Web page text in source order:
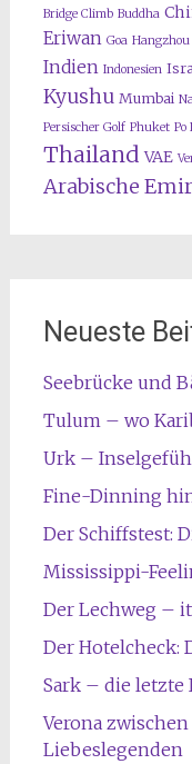
Bridge Climb Buddha
Eriwan Goa Hangzhou
Indien Indonesien
Kyushu Mumbai
Persischer Golf Phuket Po
Thailand VAE
Arabische
Neueste
Seebrücke und
Tulum – wo
Urk –
Fine-Dinning
Der Schiffstest:
Mississippi-
Der Lechweg –
Der Hotelcheck:
Sark – die
Verona
Liebeslegenden